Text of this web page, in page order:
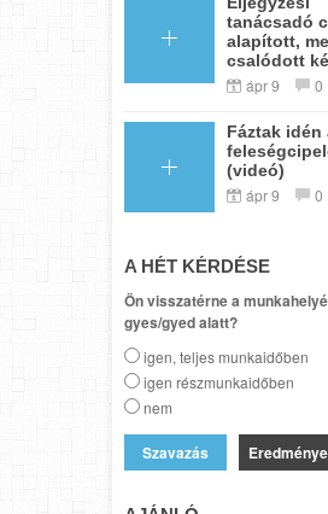
tanácsadó
alapított,
csalódott
ápr 9 0
Fáztak idén
(videó)
ápr 9 0
A HÉT KÉRDÉSE
Ön visszatérne a
gyes/gyed alatt?
igen, teljes munkaidőben
igen részmunkaidőben
nem